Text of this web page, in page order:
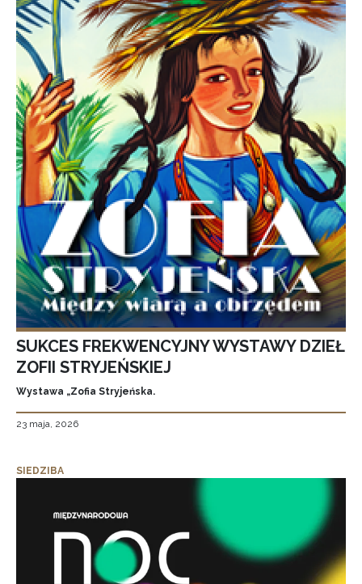
SUKCES FREKWENCYJNY WYSTAWY DZIEŁ
ZOFII STRYJEŃSKIEJ
Wystawa „Zofia Stryjeńska.
23 maja, 2026
SIEDZIBA